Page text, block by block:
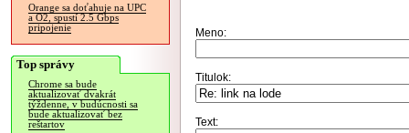
Orange sa doťahuje na UPC
a O2, spustí 2.5 Gbps
pripojenie
Top správy
Chrome sa bude
aktualizovať dvakrát
týždenne, v budúcnosti sa
bude aktualizovať bez
reštartov
Meno:
Titulok:
Text: